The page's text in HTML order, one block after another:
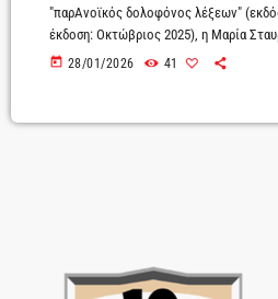
"παρΑνοϊκός δολοφόνος λέξεων"
έκδοση: Οκτώβριος 2025), η Μαρία
ξανά στο εκδοτικό προσκήνιο με την
Πολυθρόνα – Θύμα ή θύτης;"
today 28/01/2026 41